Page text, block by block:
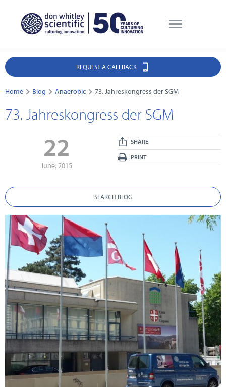
REQUEST A CALLBACK
Home Blog Anaerobic 73. Jahreskongress der SGM
73. Jahreskongress der SGM
22
June, 2015
SHARE
PRINT
SEARCH BLOG